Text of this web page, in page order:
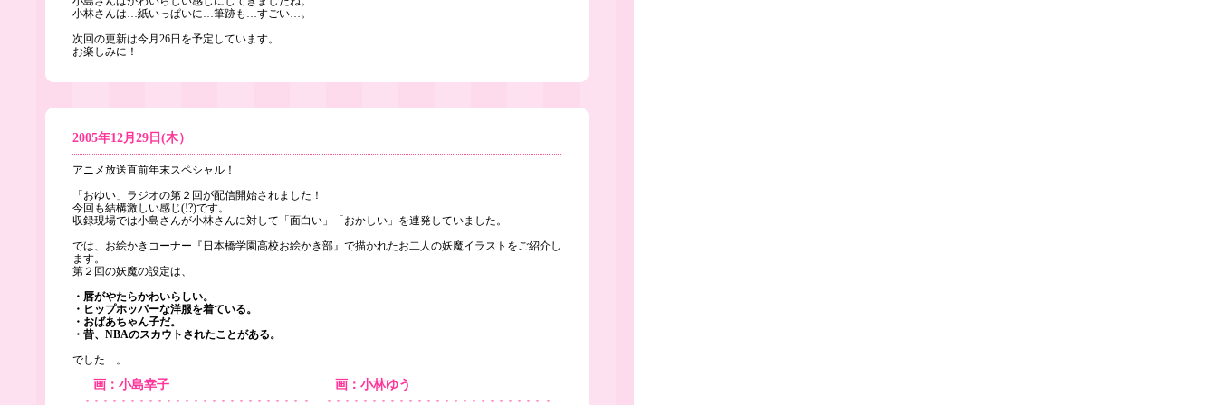
小林さんは…紙いっぱいに…筆跡も…すごい…。
次回の更新は今月26日を予定しています。
お楽しみに！
2005年12月29日(木）
アニメ放送直前年末スペシャル！
「おゆい」ラジオの第２回が配信開始されました！
今回も結構激しい感じ(!?)です。
収録現場では小島さんが小林さんに対して「面白い」「おかしい」を連発していました。
では、お絵かきコーナー『日本橋学園高校お絵かき部』で描かれたお二人の妖魔イラストをご紹介し
ます。
第２回の妖魔の設定は、
・唇がやたらかわいらしい。
・ヒップホッパーな洋服を着ている。
・おばあちゃん子だ。
・昔、NBAのスカウトされたことがある。
でした…。
画：小島幸子 画：小林ゆう